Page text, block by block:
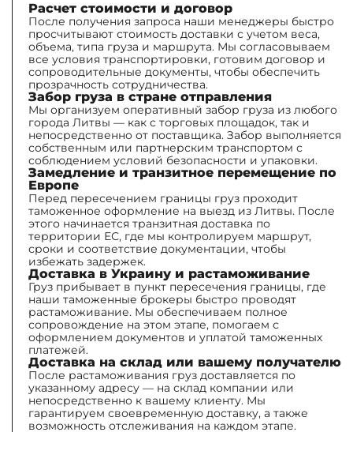
Расчет стоимости и договор
После получения запроса наши менеджеры быстро
просчитывают стоимость доставки с учетом веса,
объема, типа груза и маршрута. Мы согласовываем
все условия транспортировки, готовим договор и
сопроводительные документы, чтобы обеспечить
прозрачность сотрудничества.
Забор груза в стране отправления
Мы организуем оперативный забор груза из любого
города Литвы — как с торговых площадок, так и
непосредственно от поставщика. Забор выполняется
собственным или партнерским транспортом с
соблюдением условий безопасности и упаковки.
Замедление и транзитное перемещение по
Европе
Перед пересечением границы груз проходит
таможенное оформление на выезд из Литвы. После
этого начинается транзитная доставка по
территории ЕС, где мы контролируем маршрут,
сроки и соответствие документации, чтобы
избежать задержек.
Доставка в Украину и растаможивание
Груз прибывает в пункт пересечения границы, где
наши таможенные брокеры быстро проводят
растаможивание. Мы обеспечиваем полное
сопровождение на этом этапе, помогаем с
оформлением документов и уплатой таможенных
платежей.
Доставка на склад или вашему получателю
После растаможивания груз доставляется по
указанному адресу — на склад компании или
непосредственно к вашему клиенту. Мы
гарантируем своевременную доставку, а также
возможность отслеживания на каждом этапе.